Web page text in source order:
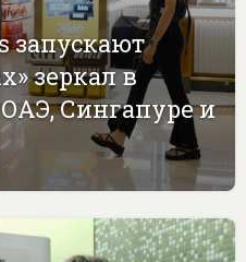
запускают
зеркал в
Сингапуре и